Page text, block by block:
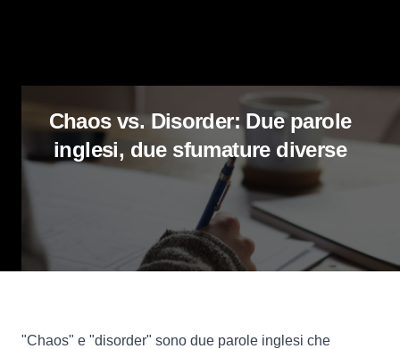
Chaos vs. Disorder: Due parole
inglesi, due sfumature diverse
"Chaos" e "disorder" sono due parole inglesi che